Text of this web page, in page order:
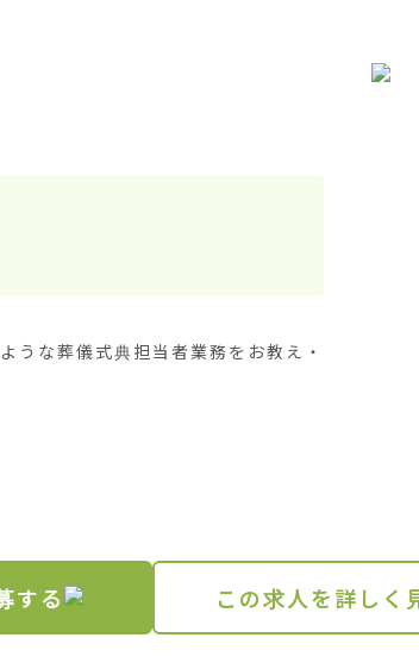
うな葬儀式典担当者業務をお教え・
する この求人を詳しく